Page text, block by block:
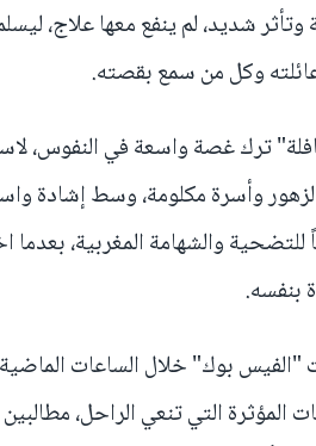
شديد، لم ينفع معها علاج،
وكل من سمع بقصته.
ترك غصة واسعة في النفوس،
وأسرة مكلومة، وسط إشادة
للتضحية والشهامة المغربية،
بنفسه.
بوك" خلال الساعات
المؤثرة التي تنعي الراحل،